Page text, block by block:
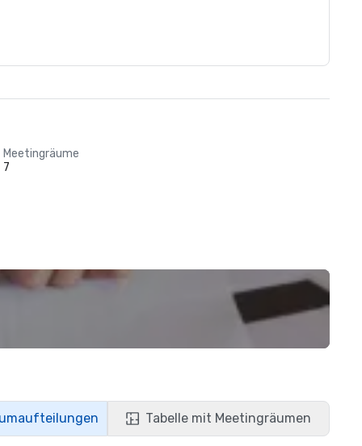
Meetingräume
7
Tabelle mit Meetingräumen